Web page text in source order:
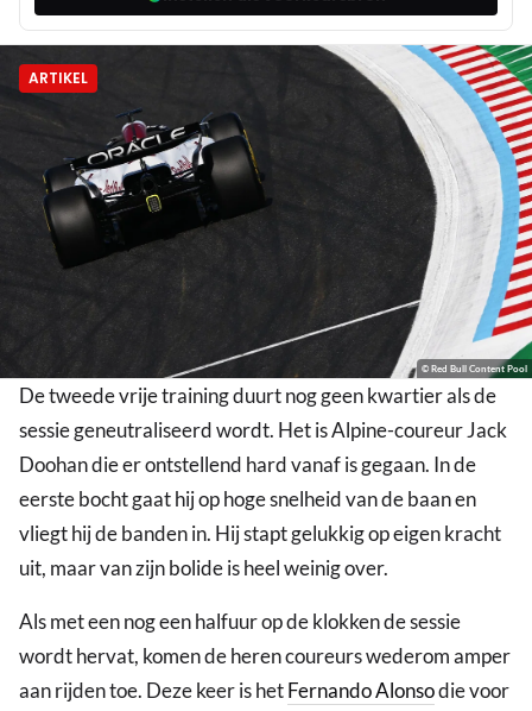
ARTIKEL
© Red Bull Content Pool
De tweede vrije training duurt nog geen kwartier als de
sessie geneutraliseerd wordt. Het is Alpine-coureur Jack
Doohan die er ontstellend hard vanaf is gegaan. In de
eerste bocht gaat hij op hoge snelheid van de baan en
vliegt hij de banden in. Hij stapt gelukkig op eigen kracht
uit, maar van zijn bolide is heel weinig over.
Als met een nog een halfuur op de klokken de sessie
wordt hervat, komen de heren coureurs wederom amper
aan rijden toe. Deze keer is hetFernando Alonsodie voor